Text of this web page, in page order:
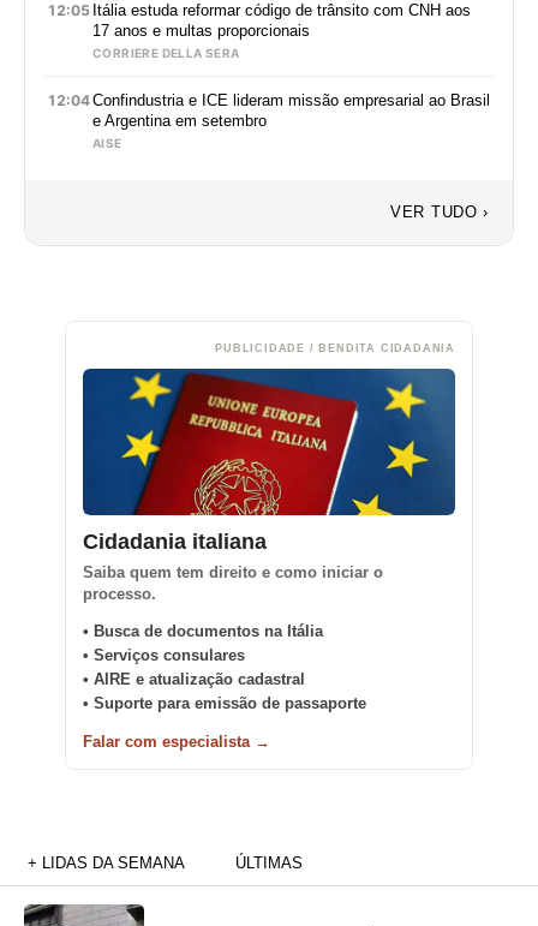
12:05 Itália estuda reformar código de trânsito com CNH aos
17 anos e multas proporcionais
CORRIERE DELLA SERA
12:04Confindustria e ICE lideram missão empresarial ao Brasil
e Argentina em setembro
AISE
VER TUDO ›
PUBLICIDADE / BENDITA CIDADANIA
Cidadania italiana
Saiba quem tem direito e como iniciar o
processo.
• Busca de documentos na Itália
• Serviços consulares
• AIRE e atualização cadastral
• Suporte para emissão de passaporte
Falar com especialista →
+ LIDAS DA SEMANA ÚLTIMAS